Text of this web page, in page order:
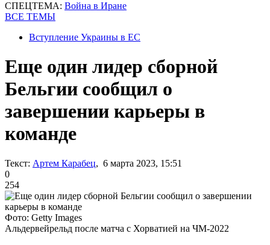
СПЕЦТЕМА: Война в Иране
ВСЕ ТЕМЫ
Вступление Украины в ЕС
Еще один лидер сборной
Бельгии сообщил о
завершении карьеры в
команде
Текст: Артем Карабец, 6 марта 2023, 15:51
0
254
Фото: Getty Images
Альдервейрельд после матча с Хорватией на ЧМ-2022